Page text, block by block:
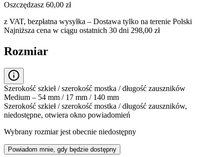
Oszczędzasz 60,00 zł
z VAT, bezpłatna wysyłka – Dostawa tylko na terenie Polski
Najniższa cena w ciągu ostatnich 30 dni 298,00 zł
Rozmiar
Szerokość szkieł / szerokość mostka / długość zauszników
Medium – 54 mm / 17 mm / 140 mm
Szerokość szkieł / szerokość mostka / długość zauszników,
niedostępne, otwiera okno powiadomień
Wybrany rozmiar jest obecnie niedostępny
Powiadom mnie, gdy będzie dostępny